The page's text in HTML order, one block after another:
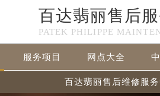
百达翡丽售后
PATEK PHILIPPE
服务项目 网点大全
百达翡丽售后维修服